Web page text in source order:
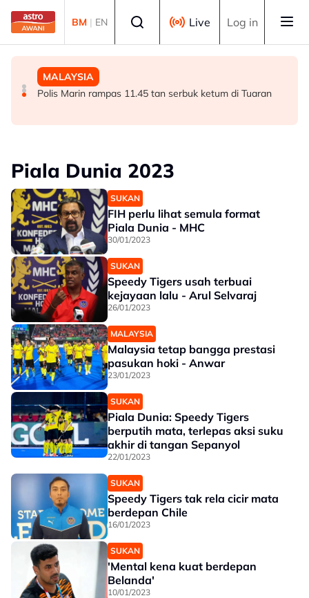
Skip to main content
BM | EN Live Log in
MALAYSIA
Kes penagihan dadah di Terengganu turun 7.2 peratus -
MALAYSIA
Pengalaman Malaysia tangani kepelbagaian agama
MALAYSIA
Polis Marin rampas 11.45 tan serbuk ketum di Tuaran
Piala Dunia 2023
SUKAN
FIH perlu lihat semula format
Piala Dunia - MHC
30/01/2023
SUKAN
Speedy Tigers usah terbuai
kejayaan lalu - Arul Selvaraj
26/01/2023
MALAYSIA
Malaysia tetap bangga prestasi
pasukan hoki - Anwar
23/01/2023
SUKAN
Piala Dunia: Speedy Tigers
berputih mata, terlepas aksi suku
akhir di tangan Sepanyol
22/01/2023
SUKAN
Speedy Tigers tak rela cicir mata
berdepan Chile
16/01/2023
SUKAN
'Mental kena kuat berdepan
Belanda'
10/01/2023